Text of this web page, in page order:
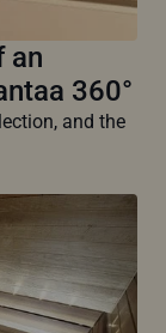
an
360°
and the